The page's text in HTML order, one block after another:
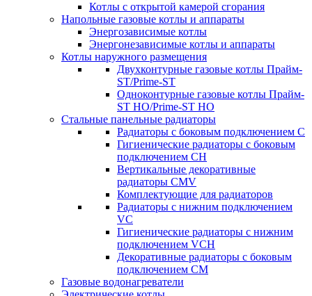
Котлы с открытой камерой сгорания
Напольные газовые котлы и аппараты
Энергозависимые котлы
Энергонезависимые котлы и аппараты
Котлы наружного размещения
Двухконтурные газовые котлы Прайм-
ST/Prime-ST
Одноконтурные газовые котлы Прайм-
ST HO/Prime-ST HO
Стальные панельные радиаторы
Радиаторы c боковым подключением C
Гигиенические радиаторы c боковым
подключением CH
Вертикальные декоративные
радиаторы CMV
Комплектующие для радиаторов
Радиаторы c нижним подключением
VC
Гигиенические радиаторы c нижним
подключением VCH
Декоративные радиаторы с боковым
подключением CM
Газовые водонагреватели